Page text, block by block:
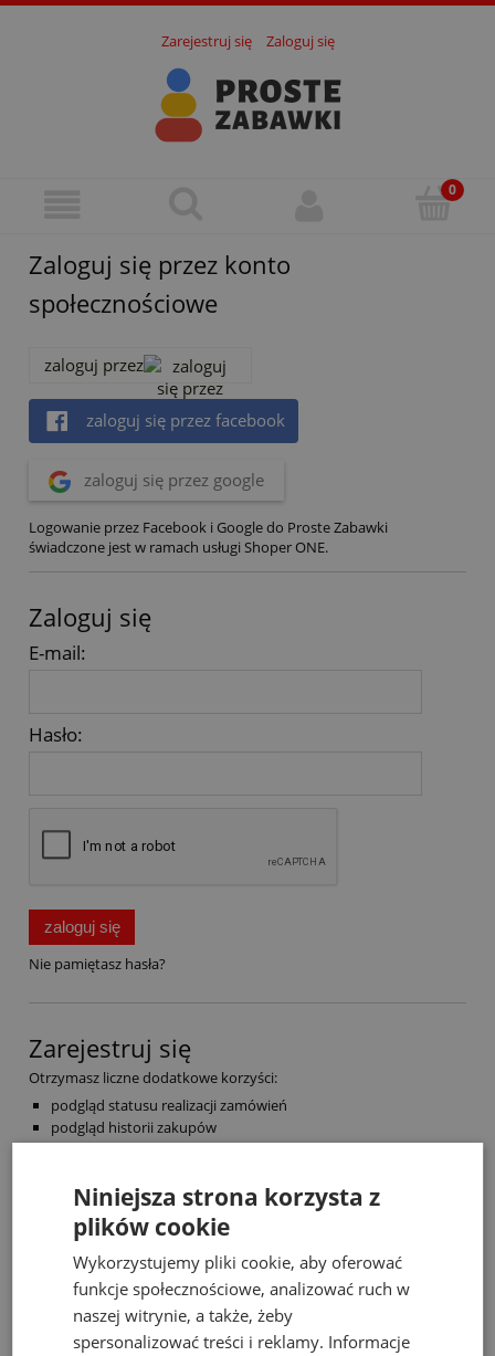
Zarejestruj się Zaloguj się
Zaloguj się przez konto
społecznościowe
zaloguj przez
zaloguj się przez facebook
zaloguj się przez google
Logowanie przez Facebook i Google do Proste Zabawki
świadczone jest w ramach usługi Shoper ONE.
Zaloguj się
E-mail:
Hasło:
zaloguj się
Nie pamiętasz hasła?
Zarejestruj się
Otrzymasz liczne dodatkowe korzyści:
podgląd statusu realizacji zamówień
podgląd historii zakupów
brak konieczności wprowadzania swoich danych przy kolejnych
możliwość otrzymania rabatów i kuponów promocyjnych
zarejestruj się
Ocena sklepu
Niniejsza strona korzysta z
plików cookie
Wykorzystujemy pliki cookie, aby oferować
funkcje społecznościowe, analizować ruch w
naszej witrynie, a także, żeby
spersonalizować treści i reklamy. Informacje